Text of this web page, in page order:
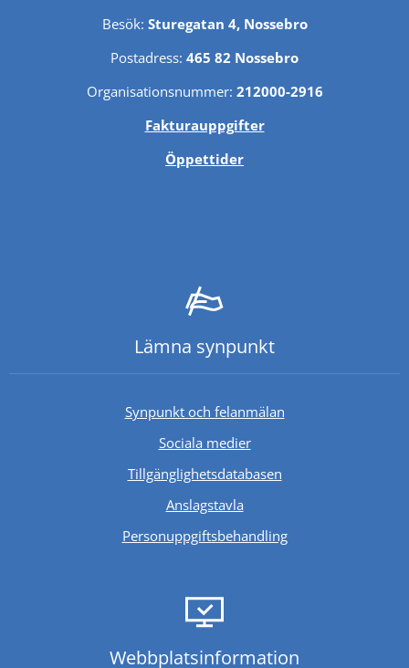
Besök: Sturegatan 4, Nossebro
Postadress: 465 82 Nossebro
Organisationsnummer: 212000-2916
Fakturauppgifter
Öppettider
Lämna synpunkt
Synpunkt och felanmälan
Sociala medier
TillgänglighetsdatabasenLänk till annan
Anslagstavla
Personuppgiftsbehandling
Webbplats­information